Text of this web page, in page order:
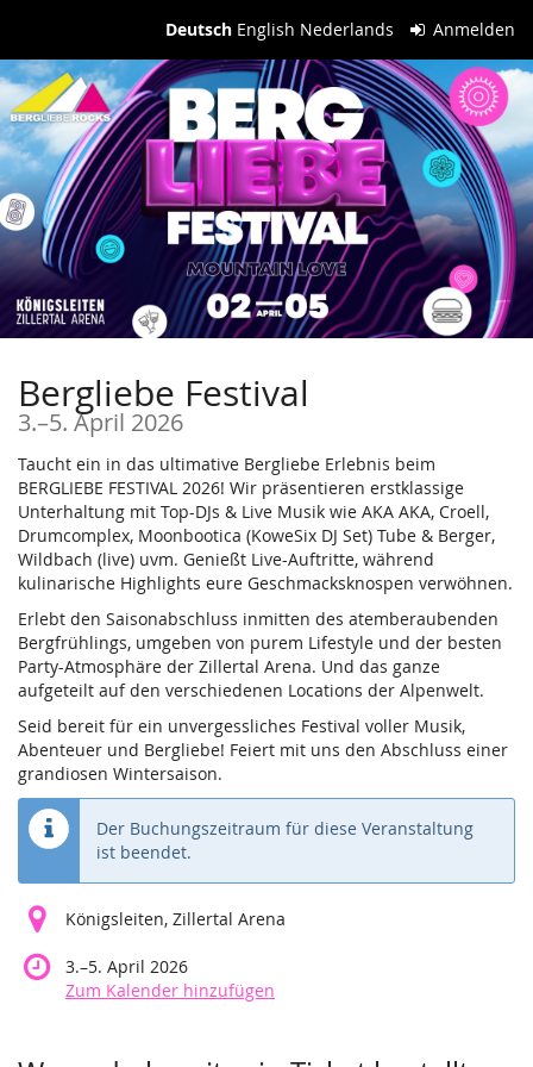
Inhalt
springen
Deutsch English Nederlands Anmelden
Bergliebe Festival
3.–bis
5. April 2026
Taucht ein in das ultimative Bergliebe Erlebnis beim
BERGLIEBE FESTIVAL 2026! Wir präsentieren erstklassige
Unterhaltung mit Top-DJs & Live Musik wie AKA AKA, Croell,
Drumcomplex, Moonbootica (KoweSix DJ Set) Tube & Berger,
Wildbach (live) uvm. Genießt Live-Auftritte, während
kulinarische Highlights eure Geschmacksknospen verwöhnen.
Erlebt den Saisonabschluss inmitten des atemberaubenden
Bergfrühlings, umgeben von purem Lifestyle und der besten
Party-Atmosphäre der Zillertal Arena. Und das ganze
aufgeteilt auf den verschiedenen Locations der Alpenwelt.
Seid bereit für ein unvergessliches Festival voller Musik,
Abenteuer und Bergliebe! Feiert mit uns den Abschluss einer
grandiosen Wintersaison.
Der Buchungszeitraum für diese Veranstaltung
ist beendet.
Königsleiten, Zillertal Arena
3.–bis
5. April 2026
Zum Kalender hinzufügen